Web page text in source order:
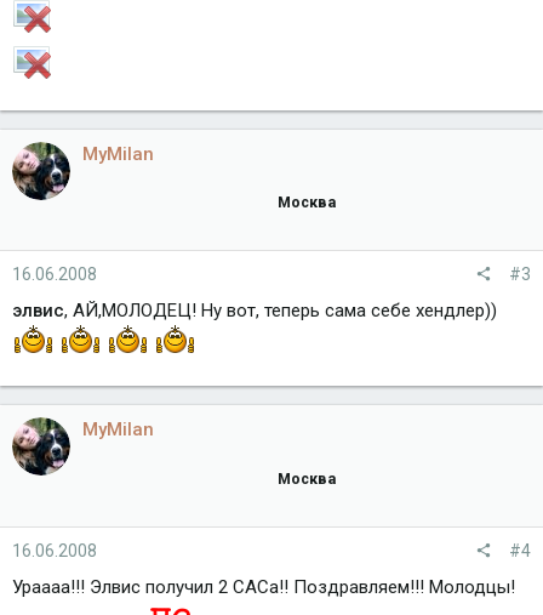
MyMilan
Москва
16.06.2008 #3
элвис, АЙ,МОЛОДЕЦ! Ну вот, теперь сама себе хендлер))
MyMilan
Москва
16.06.2008 #4
Ураааа!!! Элвис получил 2 САСа!! Поздравляем!!! Молодцы!